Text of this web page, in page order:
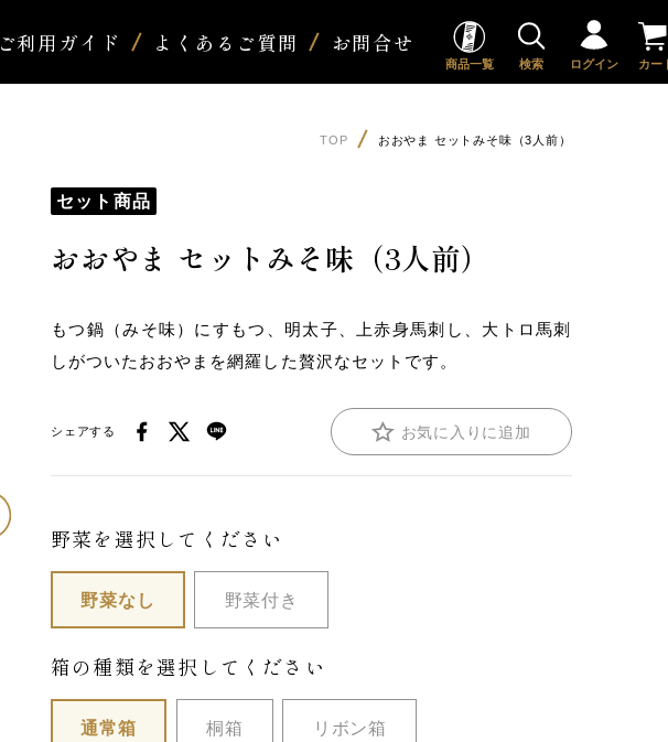
ご利用ガイド よくあるご質問 お問合せ
商品一覧 検索 ログイン カー
TOP おおやま セットみそ味（3人前）
セット商品
おおやま セットみそ味（3人前）
もつ鍋（みそ味）にすもつ、明太子、上赤身馬刺し、大トロ馬刺
しがついたおおやまを網羅した贅沢なセットです。
シェアする お気に入りに追加
野菜を選択してください
野菜なし 野菜付き
箱の種類を選択してください
通常箱 桐箱 リボン箱